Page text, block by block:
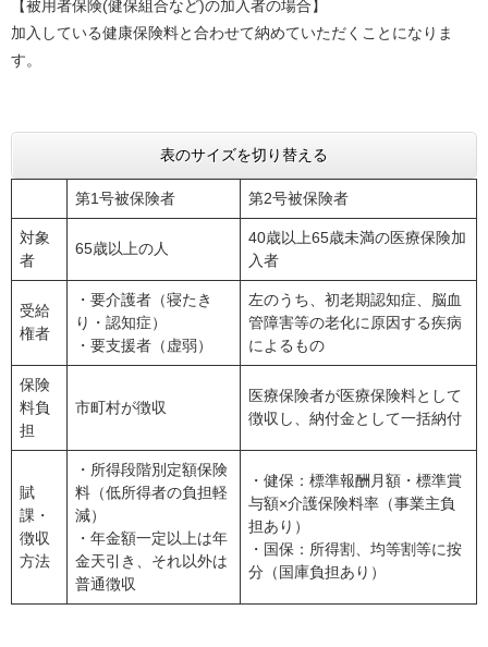
【被用者保険(健保組合など)の加入者の場合】
加入している健康保険料と合わせて納めていただくことになりま
す。
表のサイズを切り替える
第1号被保険者 第2号被保険者
対象
者
65歳以上の人
40歳以上65歳未満の医療保険加
入者
受給
権者
・要介護者（寝たき
り・認知症）
・要支援者（虚弱）
左のうち、初老期認知症、脳血
管障害等の老化に原因する疾病
によるもの
保険
料負
担
市町村が徴収
医療保険者が医療保険料として
徴収し、納付金として一括納付
賦
課・
徴収
方法
・所得段階別定額保険
料（低所得者の負担軽
減）
・年金額一定以上は年
金天引き、それ以外は
普通徴収
・健保：標準報酬月額・標準賞
与額×介護保険料率（事業主負
担あり）
・国保：所得割、均等割等に按
分（国庫負担あり）